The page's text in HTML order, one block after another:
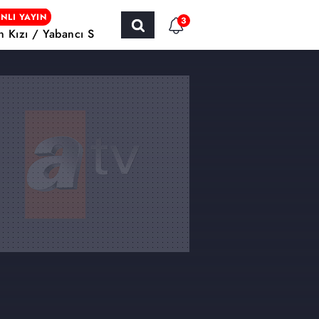
YAYIN
Kızı / Yabancı Sinema
3